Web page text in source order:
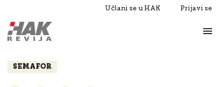
Učlani se u HAK Prijavi se
Razgovori
SEMAFOR